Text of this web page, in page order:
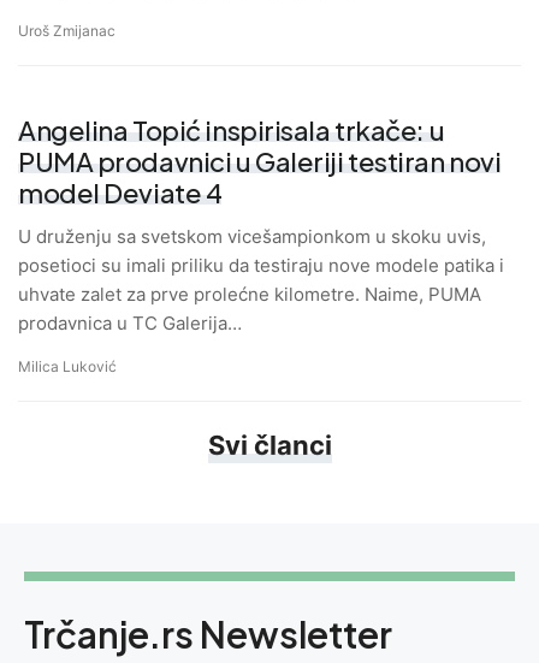
Uroš Zmijanac
Angelina Topić inspirisala trkače: u
PUMA prodavnici u Galeriji testiran novi
model Deviate 4
U druženju sa svetskom vicešampionkom u skoku uvis,
posetioci su imali priliku da testiraju nove modele patika i
uhvate zalet za prve prolećne kilometre. Naime, PUMA
prodavnica u TC Galerija…
Milica Luković
Svi članci
Trčanje.rs Newsletter